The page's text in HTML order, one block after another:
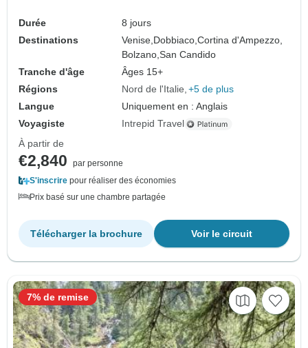
Durée
8 jours
Destinations
Venise,Dobbiaco,Cortina d'Ampezzo,
Bolzano,San Candido
Tranche d'âge
Âges 15+
Régions
Nord de l'Italie +5 de plus
Langue
Uniquement en : Anglais
Voyagiste
Intrepid Travel
À partir de
€2,840
par personne
S'inscrire pour réaliser des économies
Prix basé sur une chambre partagée
Voir le circuit
Télécharger la brochure
7% de remise